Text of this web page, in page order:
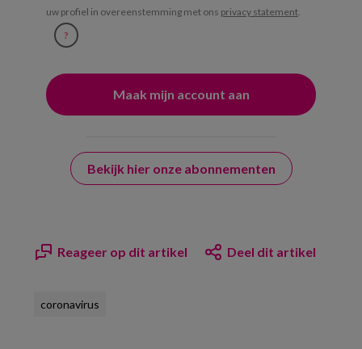
uw profiel in overeenstemming met ons privacy statement.
?
Bekijk hier onze abonnementen
Reageer op dit artikel Deel dit artikel
coronavirus